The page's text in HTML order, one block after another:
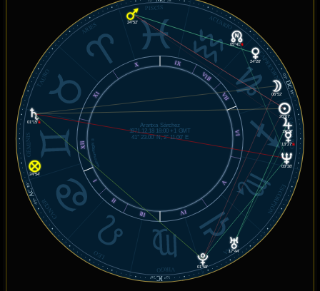
© MiSabueso.com
05°
AC
39'
05°
DC
39'
12°
IC
28'
ARIES
TAURO
GÉMINIS
CÁNCER
LEO
VIRGO
LIBRA
ESCORPIÓN
SAGITARIO
CAPRICORNIO
ACUARIO
PISCIS
X
XI
XII
I
II
III IV
V
VI
VII
VIII
IX
26°07'
06°52'
13°27'℞
24°20'
24°52'
19°22'
01°15'℞
17°44'
03°38'
01°58'
05°41'℞
24°54'
Arantxa Sánchez
1971.12.18 18:00 +1 GMT
41° 23.00' N, 2° 11.00' E